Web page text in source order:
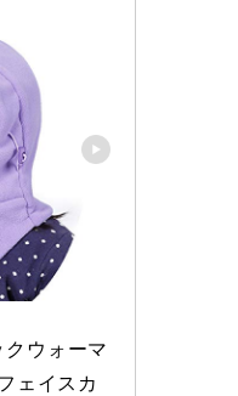
ウォーマ
ェイスカ